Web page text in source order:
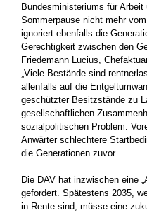
Bundesministeriums für
Sommerpause nicht mehr
ignoriert ebenfalls die
Gerechtigkeit zwischen den
Friedemann Lucius,
„Viele Bestände sind
allenfalls auf die
geschützter Besitzstände zu
gesellschaftlichen
sozialpolitischen Problem.
Anwärter schlechtere
die Generationen zuvor.
Die DAV hat inzwischen eine
gefordert. Spätestens 2035,
in Rente sind, müsse eine